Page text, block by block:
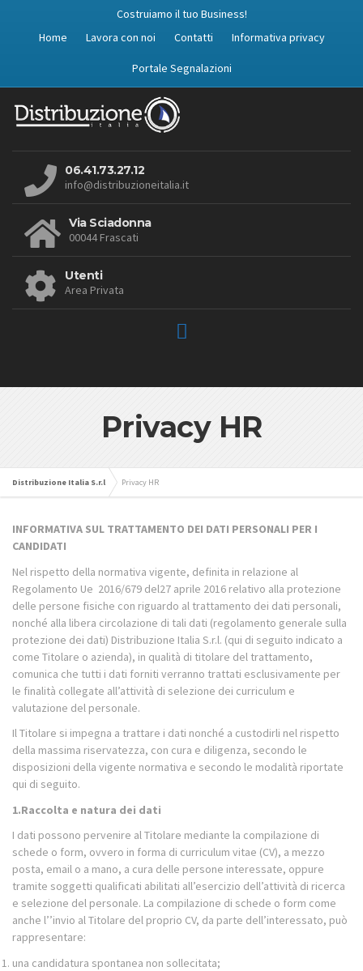
Costruiamo il tuo Business!
Home
Lavora con noi Contatti Informativa privacy
Portale Segnalazioni
06.41.73.27.12
info@distribuzioneitalia.it
Via Sciadonna
00044 Frascati
Utenti
Area Privata
Privacy HR
Distribuzione Italia S.r.l Privacy HR
INFORMATIVA SUL TRATTAMENTO DEI DATI PERSONALI PER I
CANDIDATI
Nel rispetto della normativa vigente, definita in relazione al
Regolamento Ue 2016/679 del27 aprile 2016 relativo alla protezione
delle persone fisiche con riguardo al trattamento dei dati personali,
nonché alla libera circolazione di tali dati (regolamento generale sulla
protezione dei dati) Distribuzione Italia S.r.l. (qui di seguito indicato a
come Titolare o azienda), in qualità di titolare del trattamento,
comunica che tutti i dati forniti verranno trattati esclusivamente per
le finalità collegate all’attività di selezione dei curriculum e
valutazione del personale.
Il Titolare si impegna a trattare i dati nonché a custodirli nel rispetto
della massima riservatezza, con cura e diligenza, secondo le
disposizioni della vigente normativa e secondo le modalità riportate
qui di seguito.
1.Raccolta e natura dei dati
I dati possono pervenire al Titolare mediante la compilazione di
schede o form, ovvero in forma di curriculum vitae (CV), a mezzo
posta, email o a mano, a cura delle persone interessate, oppure
tramite soggetti qualificati abilitati all’esercizio dell’attività di ricerca
e selezione del personale. La compilazione di schede o form come
anche l’’invio al Titolare del proprio CV, da parte dell’interessato, può
rappresentare:
una candidatura spontanea non sollecitata;